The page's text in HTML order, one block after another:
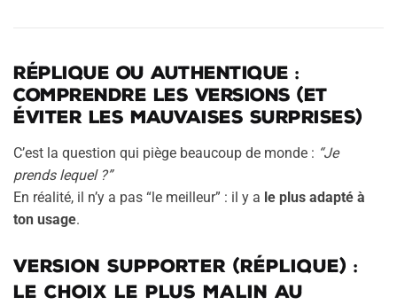
Réplique ou authentique :
comprendre les versions (et
éviter les mauvaises surprises)
C’est la question qui piège beaucoup de monde : “Je
prends lequel ?”
En réalité, il n’y a pas “le meilleur” : il y a le plus adapté à
ton usage.
Version supporter (réplique) :
le choix le plus malin au